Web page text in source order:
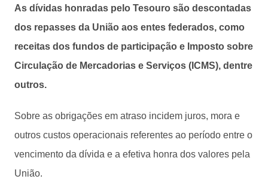
As dívidas honradas pelo Tesouro são descontadas
dos repasses da União aos entes federados, como
receitas dos fundos de participação e Imposto sobre
Circulação de Mercadorias e Serviços (ICMS), dentre
outros.
Sobre as obrigações em atraso incidem juros, mora e
outros custos operacionais referentes ao período entre o
vencimento da dívida e a efetiva honra dos valores pela
União.